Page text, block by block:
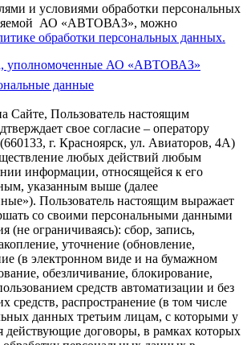
и условиями обработки персональных
АО «АВТОВАЗ», можно
обработки персональных данных.
уполномоченные АО «АВТОВАЗ»
данные
Сайте, Пользователь настоящим
свое согласие – оператору
г. Красноярск, ул. Авиаторов, 4А)
любых действий любым
информации, относящейся к его
указанным выше (далее
Пользователь настоящим выражает
со своими персональными данными
(не ограничиваясь): сбор, запись,
уточнение (обновление,
(в электронном виде и на бумажном
обезличивание, блокирование,
средств автоматизации и без
средств, распространение (в том числе
данных третьим лицам, с которыми у
действующие договоры, в рамках которых